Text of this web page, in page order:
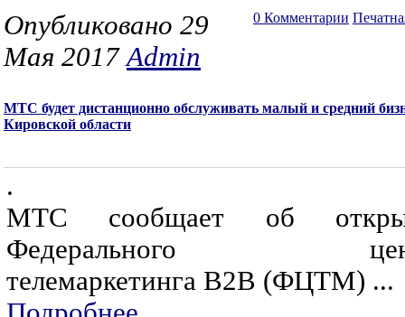
0 Комментарии
Опубликовано 29
Мая 2017Admin
МТС будет дистанционно обслуживать малый и средний
Кировской области
.
МТС сообщает об
Федерального
телемаркетинга В2В (ФЦТМ) ...